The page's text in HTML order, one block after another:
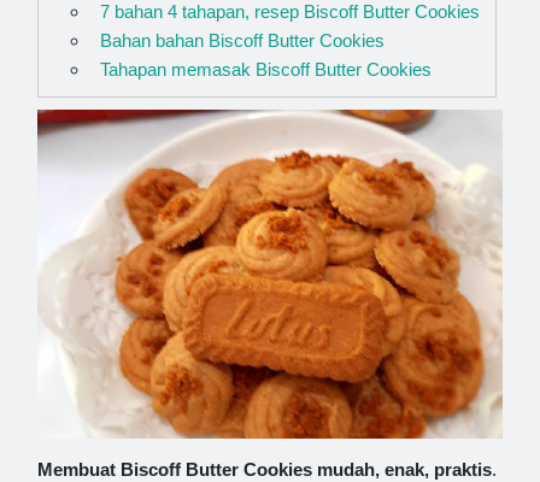
7 bahan 4 tahapan, resep Biscoff Butter Cookies
Bahan bahan Biscoff Butter Cookies
Tahapan memasak Biscoff Butter Cookies
Membuat Biscoff Butter Cookies mudah, enak, praktis.